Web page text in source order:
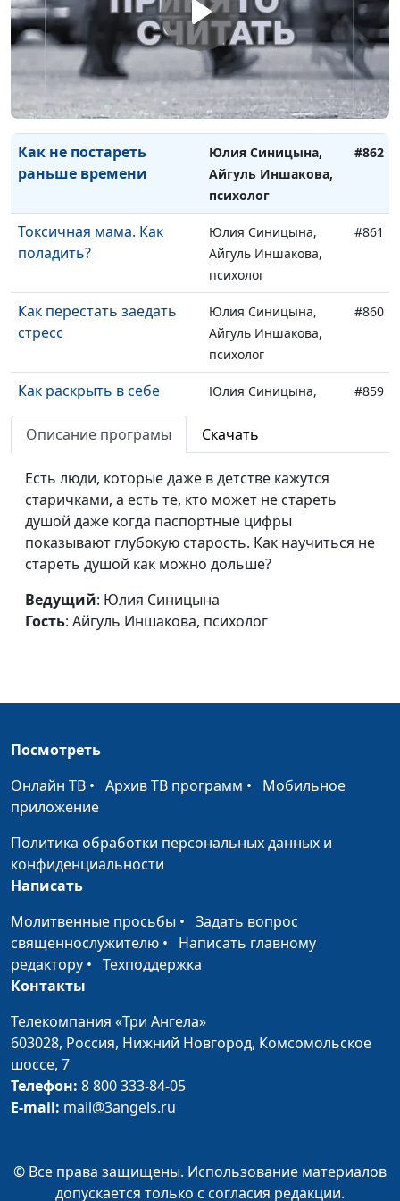
оставаться женщиной
Айгуль Иншакова,
психолог
Как реализовать свой
потенциал
Юлия Синицына,
Айгуль Иншакова,
психолог
#863
Как не постареть
раньше времени
Юлия Синицына,
Айгуль Иншакова,
психолог
#862
Токсичная мама. Как
поладить?
Юлия Синицына,
Айгуль Иншакова,
психолог
#861
Как перестать заедать
стресс
Юлия Синицына,
Айгуль Иншакова,
психолог
#860
Как раскрыть в себе
женственность
Юлия Синицына,
психолог
#859
Как стать более
энергичной и смелой
Айгуль Иншакова,
Как негативные
установки мешают нам
жить
Юлия Синицына,
Айгуль Иншакова,
#857
Четыре принципа
Юлия Синицына,
Шаги к здоровой
Юлия Синицына,
#855
Как реализовать себя
Юлия Синицына,
Почему важно
соблюдать личные
Что делать с ленью и
выгоранием
Юлия Синицына,
Что такое пассивная
агрессия и откуда она
берётся
Айгуль Иншакова,
Почему я не хочу
Могу ли я кого-то
Описание програмы Скачать
Есть люди, которые даже в детстве кажутся
старичками, а есть те, кто может не стареть
душой даже когда паспортные цифры
показывают глубокую старость. Как научиться не
стареть душой как можно дольше?
Ведущий: Юлия Синицына
Гость: Айгуль Иншакова, психолог
Посмотреть
Онлайн ТВ • Архив ТВ программ • Мобильное
приложение
Политика обработки персональных данных и
конфиденциальности
Написать
Молитвенные просьбы • Задать вопрос
священнослужителю • Написать главному
редактору • Техподдержка
Контакты
Телекомпания «Три Ангела»
603028, Россия, Нижний Новгород, Комсомольское
шоссе, 7
Телефон: 8 800 333-84-05
E-mail: mail@3angels.ru
© Все права защищены. Использование материалов
допускается только с согласия редакции.